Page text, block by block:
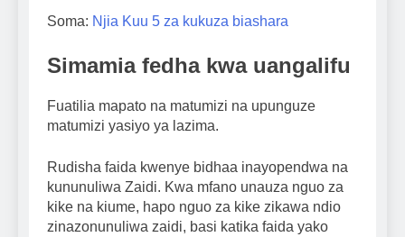
Soma: Njia Kuu 5 za kukuza biashara
Simamia fedha kwa uangalifu
Fuatilia mapato na matumizi na upunguze
matumizi yasiyo ya lazima.
Rudisha faida kwenye bidhaa inayopendwa na
kununuliwa Zaidi. Kwa mfano unauza nguo za
kike na kiume, hapo nguo za kike zikawa ndio
zinazonunuliwa zaidi, basi katika faida yako